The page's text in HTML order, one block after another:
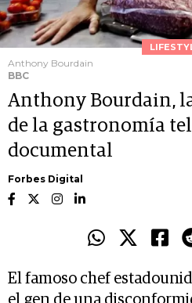
Anthony Bourdain
BBC
Anthony Bourdain,
de la gastronomía
documental
Forbes Digital
El famoso chef